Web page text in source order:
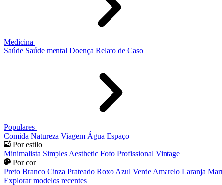
Medicina
Saúde Saúde mental Doença Relato de Caso
Populares
Comida Natureza Viagem Água Espaço
Por estilo
Minimalista Simples Aesthetic Fofo Profissional Vintage
Por cor
Preto Branco Cinza Prateado Roxo Azul Verde Amarelo Laranja
Explorar modelos recentes